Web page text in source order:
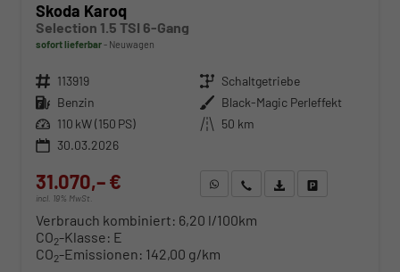
Skoda Karoq
Selection 1.5 TSI 6-Gang
sofort lieferbar Neuwagen
Fahrzeugnr. 113919 Getriebe Schaltgetriebe
Kraftstoff Benzin Außenfarbe Black-Magic Perleffekt
Leistung 110 kW (150 PS) Kilometerstand 50 km
30.03.2026
31.070,– €
incl. 19% MwSt.
WhatsApp anfragen
Wir rufen Sie anFahrzeugexposé (PDF)
Verbrauch kombiniert: 6,20 l/100km
CO2-Klasse: E
CO2-Emissionen: 142,00 g/km